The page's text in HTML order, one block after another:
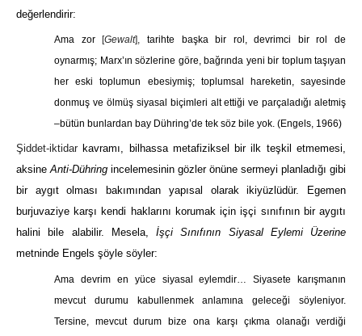
değerlendirir:
Ama zor [Gewalt], tarihte başka bir rol, devrimci bir rol de
oynarmış; Marx’ın sözlerine göre, bağrında yeni bir toplum taşıyan
her eski toplumun ebesiymiş; toplumsal hareketin, sayesinde
donmuş ve ölmüş siyasal biçimleri alt ettiği ve parçaladığı aletmiş
–bütün bunlardan bay Dühring’de tek söz bile yok.(Engels, 1966)
Şiddet-iktidar kavramı, bilhassa metafiziksel bir ilk teşkil etmemesi,
aksineAnti-Dühring incelemesinin gözler önüne sermeyi planladığı gibi
bir aygıt olması bakımından yapısal olarak ikiyüzlüdür. Egemen
burjuvaziye karşı kendi haklarını korumak için işçi sınıfının bir aygıtı
halini bile alabilir. Mesela, İşçi Sınıfının Siyasal Eylemi Üzerine
metninde Engels şöyle söyler:
Ama devrim en yüce siyasal eylemdir… Siyasete karışmanın
mevcut durumu kabullenmek anlamına geleceği söyleniyor.
Tersine, mevcut durum bize ona karşı çıkma olanağı verdiği